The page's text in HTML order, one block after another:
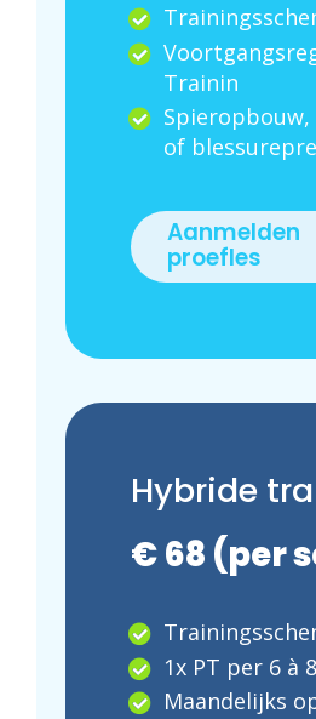
Trainin
of
Aanmelden
proefles
Hybride
€ 68 (per
1x PT per 6 à
Maandelijks